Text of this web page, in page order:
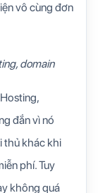
vô cùng đơn
domain
đắn vì nó
thủ khác khi
phí. Tuy
không quá